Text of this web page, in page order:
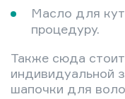
Масло для
процедуру.
Также сюда
индивидуальной
шапочки для